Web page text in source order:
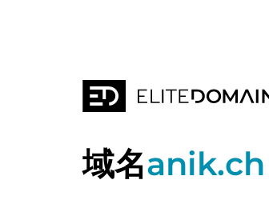
域名anik.ch